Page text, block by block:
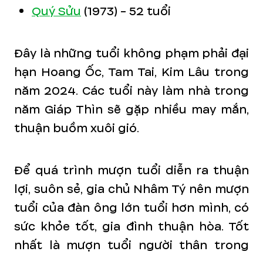
Quý Sửu (1973) - 52 tuổi
Đây là những tuổi không phạm phải đại
hạn Hoang Ốc, Tam Tai, Kim Lâu trong
năm 2024. Các tuổi này làm nhà trong
năm Giáp Thìn sẽ gặp nhiều may mắn,
thuận buồm xuôi gió.
Để quá trình mượn tuổi diễn ra thuận
lợi, suôn sẻ, gia chủ Nhâm Tý nên mượn
tuổi của đàn ông lớn tuổi hơn mình, có
sức khỏe tốt, gia đình thuận hòa. Tốt
nhất là mượn tuổi người thân trong